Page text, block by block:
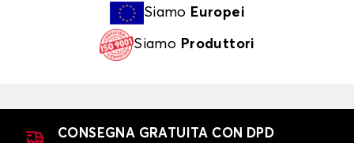
Siamo Europei
Siamo Produttori
CONSEGNA GRATUITA CON DPD